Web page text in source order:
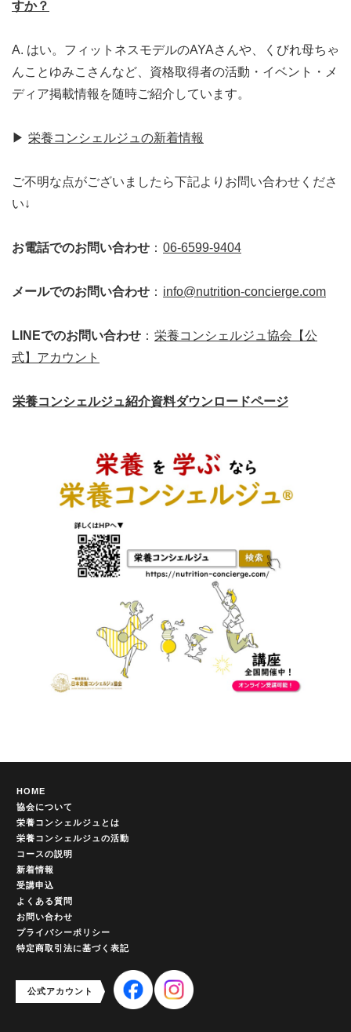
すか？
A. はい。フィットネスモデルのAYAさんや、くびれ母ちゃ
んことゆみこさんなど、資格取得者の活動・イベント・メ
ディア掲載情報を随時ご紹介しています。
▶ 栄養コンシェルジュの新着情報
ご不明な点がございましたら下記よりお問い合わせくださ
い↓
お電話でのお問い合わせ ： 06-6599-9404
メールでのお問い合わせ ： info@nutrition-concierge.com
LINEでのお問い合わせ ： 栄養コンシェルジュ協会【公
式】アカウント
栄養コンシェルジュ紹介資料ダウンロードページ
HOME
協会について
栄養コンシェルジュとは
栄養コンシェルジュの活動
コースの説明
新着情報
受講申込
よくある質問
お問い合わせ
プライバシーポリシー
特定商取引法に基づく表記
公式アカウント